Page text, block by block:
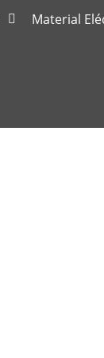
Material